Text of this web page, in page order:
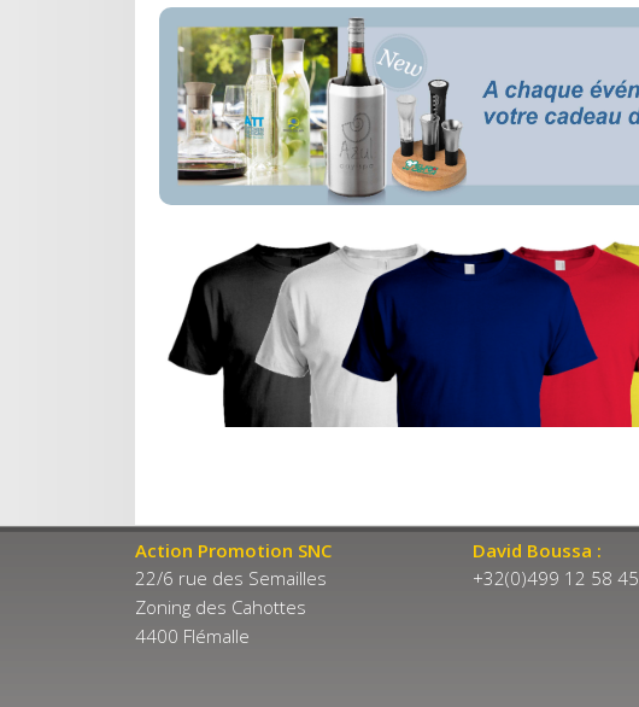
Action Promotion SNC
22/6 rue des Semailles
Zoning des Cahottes
4400 Flémalle
David Boussa :
+32(0)499 12 58 45